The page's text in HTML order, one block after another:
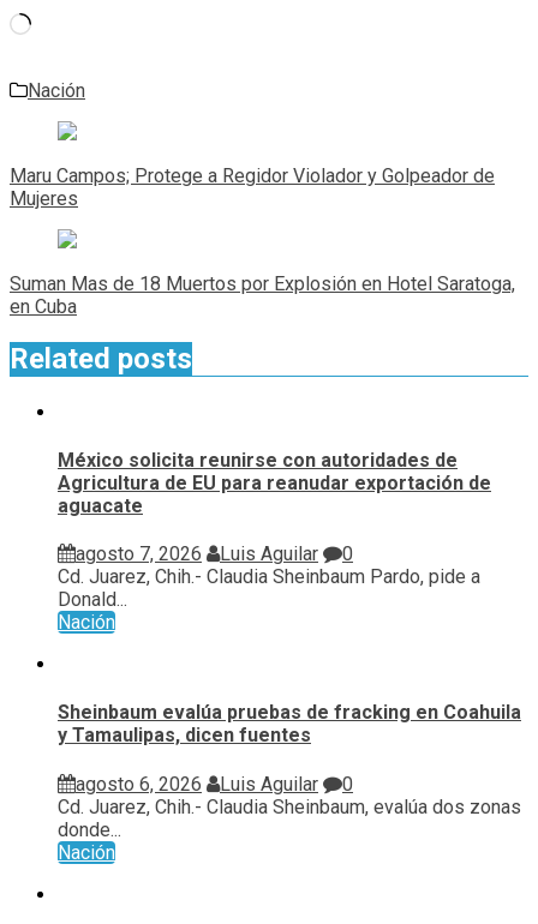
Cargando...
Nación
Navegación
de
entradas
Maru Campos; Protege a Regidor Violador y Golpeador de
Mujeres
Suman Mas de 18 Muertos por Explosión en Hotel Saratoga,
en Cuba
Related posts
México solicita reunirse con autoridades de
Agricultura de EU para reanudar exportación de
aguacate
agosto 7, 2026 Luis Aguilar
0
Cd. Juarez, Chih.- Claudia Sheinbaum Pardo, pide a
Donald...
Nación
Sheinbaum evalúa pruebas de fracking en Coahuila
y Tamaulipas, dicen fuentes
agosto 6, 2026 Luis Aguilar
0
Cd. Juarez, Chih.- Claudia Sheinbaum, evalúa ⁠dos zonas
donde...
Nación